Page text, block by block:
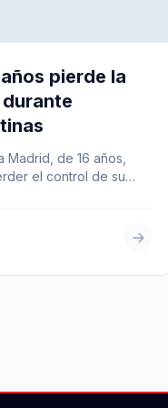
pierde la
Madrid, de 16 años,
el control de su